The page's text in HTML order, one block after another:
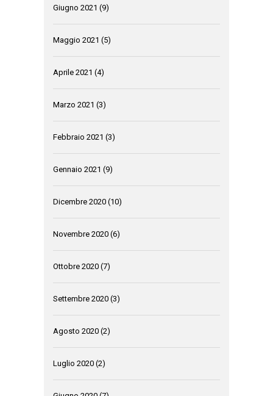
Giugno 2021 (9)
Maggio 2021 (5)
Aprile 2021 (4)
Marzo 2021 (3)
Febbraio 2021 (3)
Gennaio 2021 (9)
Dicembre 2020 (10)
Novembre 2020 (6)
Ottobre 2020 (7)
Settembre 2020 (3)
Agosto 2020 (2)
Luglio 2020 (2)